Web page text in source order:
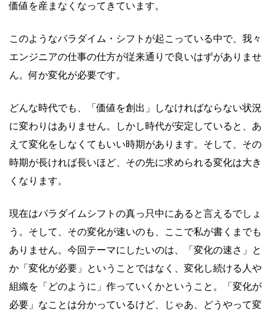
価値を産まなくなってきています。
このようなパラダイム・シフトが起こっている中で、我々
エンジニアの仕事の仕方が従来通りで良いはずがありませ
ん。何か変化が必要です。
どんな時代でも、「価値を創出」しなければならない状況
に変わりはありません。しかし時代が安定していると、あ
えて変化をしなくてもいい時期があります。そして、その
時期が長ければ長いほど、その先に求められる変化は大き
くなります。
現在はパラダイムシフトの真っ只中にあると言えるでしょ
う。そして、その変化が速いのも、ここで私が書くまでも
ありません。今回テーマにしたいのは、「変化の速さ」と
か「変化が必要」ということではなく、変化し続ける人や
組織を「どのように」作っていくかということ。「変化が
必要」なことは分かっているけど、じゃあ、どうやって変